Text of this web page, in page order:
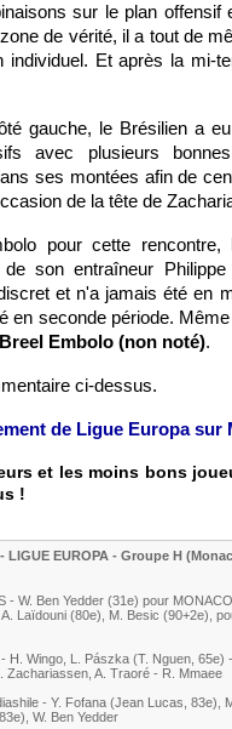
sur le plan offensif
de vérité, il a tout de
Et après la mi-
gauche, le Brésilien a
avec plusieurs
ses montées afin de
de la tête de
pour cette rencontre,
son entraîneur
et n'a jamais été en
en seconde période.
Breel Embolo (non noté).
ci-dessus.
de Ligue Europa sur
et les moins bons
!
- LIGUE EUROPA - Groupe H
- W. Ben Yedder (31e) pour MONACO
A. Laïdouni (80e) M. Besic (90+2e) ,
- H. Wingo L. Pászka (T. Nguen, 65e) -
Zachariassen A. Traoré - R. Mmaee
- Y. Fofana (Jean Lucas , 83e)
, 83e) W. Ben Yedder